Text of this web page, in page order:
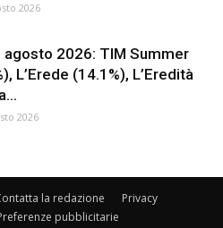
2026
2026: TIM Summer
L’Erede (14.1%), L’Eredità
2026
la redazione
Privacy
pubblicitarie